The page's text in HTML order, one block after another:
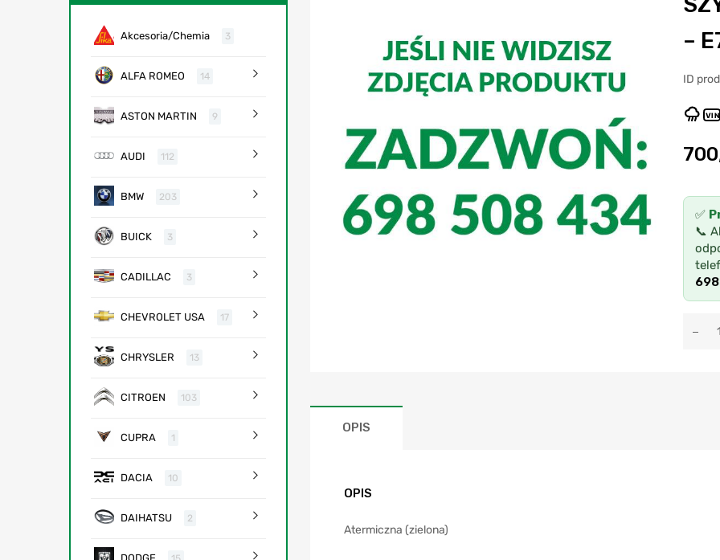
–
ID
VIN
✅
📞
OPIS
OPIS
Atermiczna (zielona)
Akcesoria/Chemia 3
ALFA ROMEO 14
ASTON MARTIN 9
AUDI 112
BMW 203
BUICK 3
CADILLAC 3
CHEVROLET USA 17
CHRYSLER 13
CITROEN 103
CUPRA 1
DACIA 10
DAIHATSU 2